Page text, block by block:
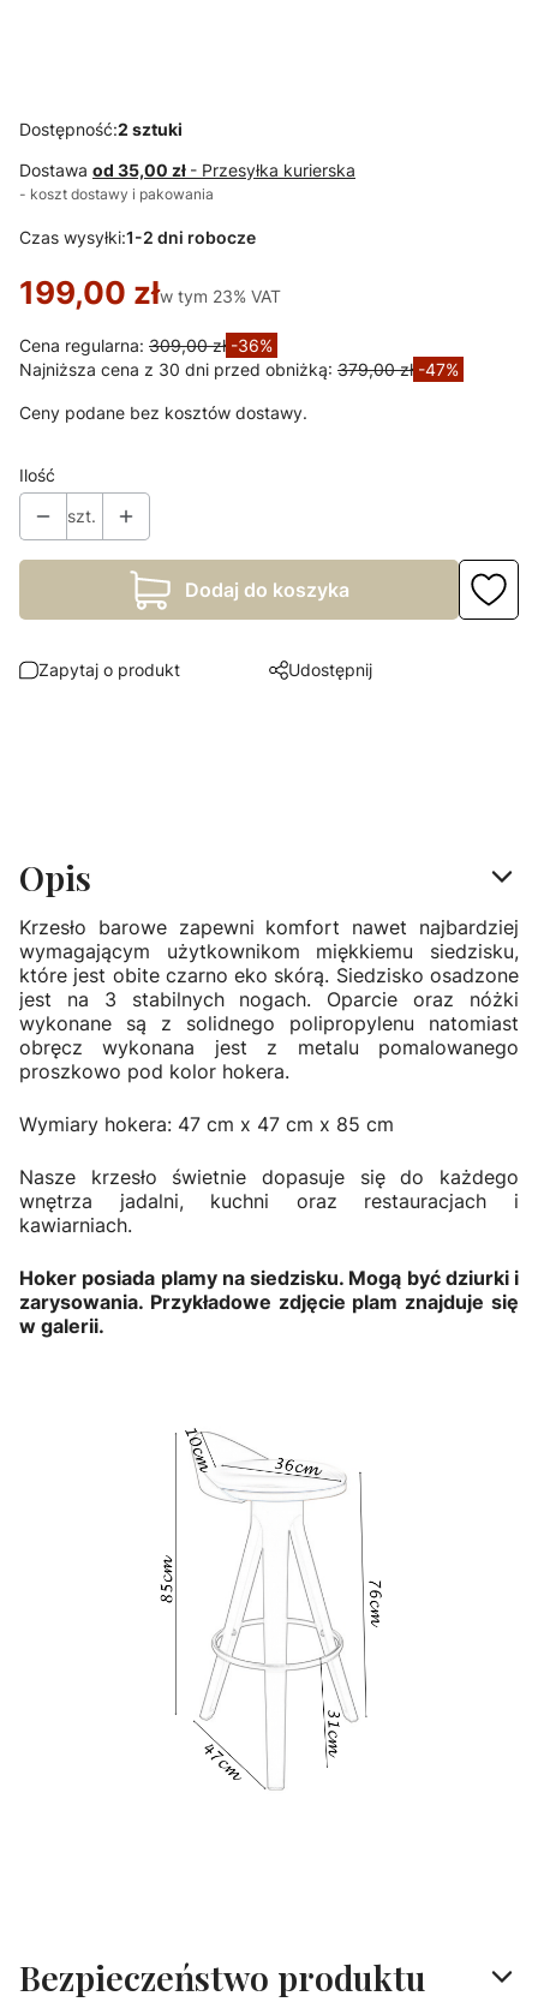
Dostępność:2 sztuki
Dostawa od 35,00 zł - Przesyłka kurierska
- koszt dostawy i pakowania
Czas wysyłki:1-2 dni robocze
199,00 złw tym 23% VAT
w tym 23% VAT
Cena regularna: 309,00 zł -36%
Najniższa cena z 30 dni przed obniżką: 379,00 zł -47%
Ceny podane bez kosztów dostawy.
Ilość
szt.
Dodaj do koszyka
Zapytaj o produkt Udostępnij
Opis
Krzesło barowe zapewni komfort nawet najbardziej
wymagającym użytkownikom miękkiemu siedzisku,
które jest obite czarno eko skórą. Siedzisko osadzone
jest na 3 stabilnych nogach. Oparcie oraz nóżki
wykonane są z solidnego polipropylenu natomiast
obręcz wykonana jest z metalu pomalowanego
proszkowo pod kolor hokera.
Wymiary hokera: 47 cm x 47 cm x 85 cm
Nasze krzesło świetnie dopasuje się do każdego
wnętrza jadalni, kuchni oraz restauracjach i
kawiarniach.
Hoker posiada plamy na siedzisku. Mogą być dziurki i
zarysowania. Przykładowe zdjęcie plam znajduje się
w galerii.
Bezpieczeństwo produktu